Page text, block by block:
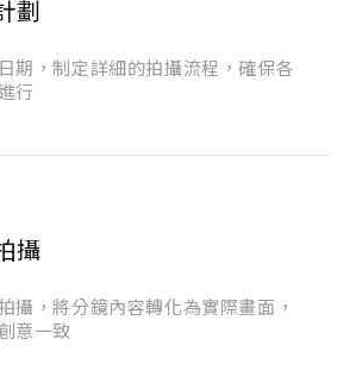
劃
期，制定詳細的拍攝流程，確保各
行
攝
攝，將分鏡內容轉化為實際畫面，
意一致